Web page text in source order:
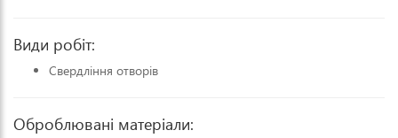
Види робіт:
Свердління отворів
Оброблювані матеріали: